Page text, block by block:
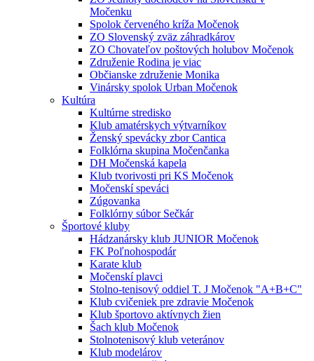
Močenku
Spolok červeného kríža Močenok
ZO Slovenský zväz záhradkárov
ZO Chovateľov poštových holubov Močenok
Združenie Rodina je viac
Občianske združenie Monika
Vinársky spolok Urban Močenok
Kultúra
Kultúrne stredisko
Klub amatérskych výtvarníkov
Ženský spevácky zbor Cantica
Folklórna skupina Močenčanka
DH Močenská kapela
Klub tvorivosti pri KS Močenok
Močenskí speváci
Zúgovanka
Folklórny súbor Sečkár
Športové kluby
Hádzanársky klub JUNIOR Močenok
FK Poľnohospodár
Karate klub
Močenskí plavci
Stolno-tenisový oddiel T. J Močenok "A+B+C"
Klub cvičeniek pre zdravie Močenok
Klub športovo aktívnych žien
Šach klub Močenok
Stolnotenisový klub veteránov
Klub modelárov